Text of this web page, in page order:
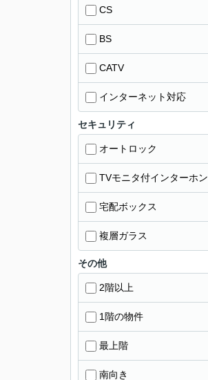
CS
BS
CATV
インターネット対応
セキュリティ
オートロック
TVモニタ付インターホン
宅配ボックス
複層ガラス
その他
2階以上
1階の物件
最上階
南向き